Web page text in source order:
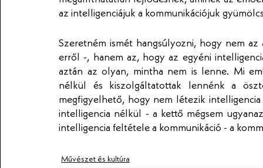
az intelligenciájuk a kommunikációjuk
Szeretném ismét hangsúlyozni, hogy nem
erről -, hanem az, hogy az egyéni
aztán az olyan, mintha nem is lenne. Mi
nélkül és kiszolgáltatottak lennénk a
megfigyelhető, hogy nem létezik
intelligencia nélkül - a kettő mégsem
intelligencia feltétele a kommunikáció - a
Művészet és kultúra